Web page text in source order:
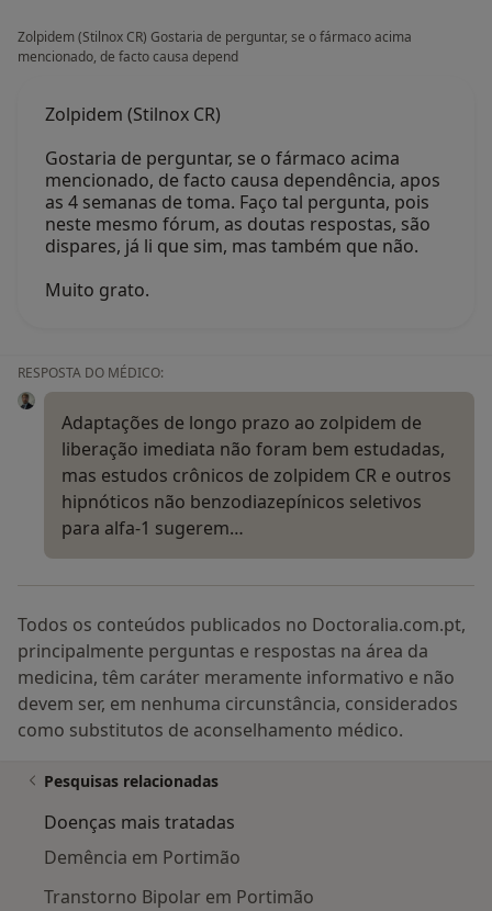
Zolpidem (Stilnox CR) Gostaria de perguntar, se o fármaco acima
mencionado, de facto causa depend
Zolpidem (Stilnox CR)
Gostaria de perguntar, se o fármaco acima
mencionado, de facto causa dependência, apos
as 4 semanas de toma. Faço tal pergunta, pois
neste mesmo fórum, as doutas respostas, são
dispares, já li que sim, mas também que não.
Muito grato.
RESPOSTA DO MÉDICO:
Adaptações de longo prazo ao zolpidem de
liberação imediata não foram bem estudadas,
mas estudos crônicos de zolpidem CR e outros
hipnóticos não benzodiazepínicos seletivos
para alfa-1 sugerem…
Todos os conteúdos publicados no Doctoralia.com.pt,
principalmente perguntas e respostas na área da
medicina, têm caráter meramente informativo e não
devem ser, em nenhuma circunstância, considerados
como substitutos de aconselhamento médico.
Pesquisas relacionadas
Doenças mais tratadas
Demência em Portimão
Transtorno Bipolar em Portimão